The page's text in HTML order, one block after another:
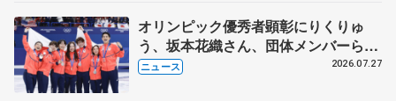
オリンピック優秀者顕彰にりくりゅ
う、坂本花織さん、団体メンバーら
8月7日に文科省が表彰式、ブルーノ・
ニュース 2026.07.27